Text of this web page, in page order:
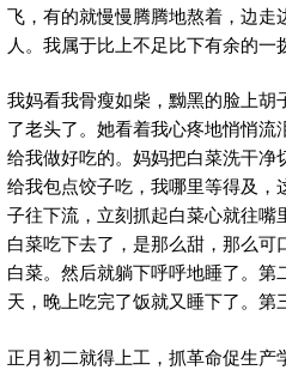
飞，有的就慢慢腾腾地熬着，边
人。我属于比上不足比下有余的一
我妈看我骨瘦如柴，黝黑的脸上
了老头了。她看着我心疼地悄悄
给我做好吃的。妈妈把白菜洗干
给我包点饺子吃，我哪里等得及，
子往下流，立刻抓起白菜心就往
白菜吃下去了，是那么甜，那么
白菜。然后就躺下呼呼地睡了。第
天，晚上吃完了饭就又睡下了。第
正月初二就得上工，抓革命促生